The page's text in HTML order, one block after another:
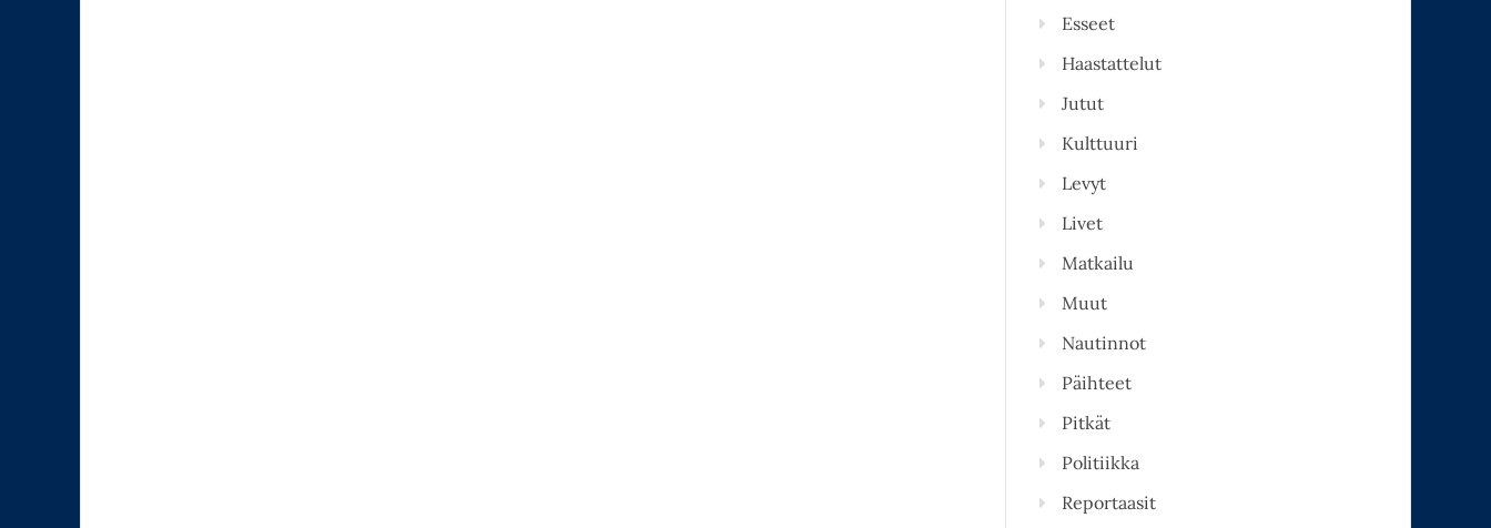
Esseet
Haastattelut
Jutut
Kulttuuri
Levyt
Livet
Matkailu
Muut
Nautinnot
Päihteet
Pitkät
Politiikka
Reportaasit